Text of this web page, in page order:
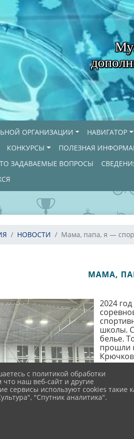
ОРГАНИЗАЦИИ НАВИГАТОР
КОНКУРСЫ ПОЛЕЗНАЯ
ЗАДАВАЕМЫЕ ВОПРОСЫ
НОВОСТИ Мама, папа, я —
МАМА,
2024
школы.
белье.
прошли
—
с политикой обработки
наш веб-сайт и другие
сервисы используют cookies такие
"Спутник аналитика".